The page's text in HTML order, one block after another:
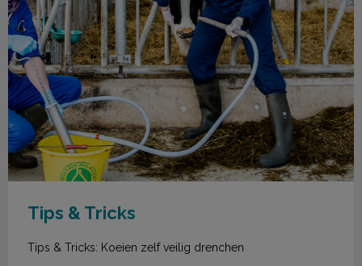
Tips & Tricks
Tips & Tricks: Koeien zelf veilig drenchen